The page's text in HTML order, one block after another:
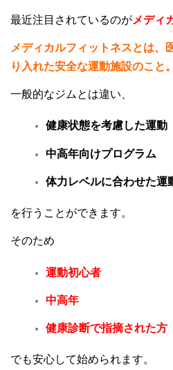
最近注目されているのがメディ
メディカルフィットネスとは、
り入れた安全な運動施設のこと。
一般的なジムとは違い、
健康状態を考慮した運動
中高年向けプログラム
体力レベルに合わせた運
を行うことができます。
そのため
運動初心者
中高年
健康診断で指摘された方
でも安心して始められます。